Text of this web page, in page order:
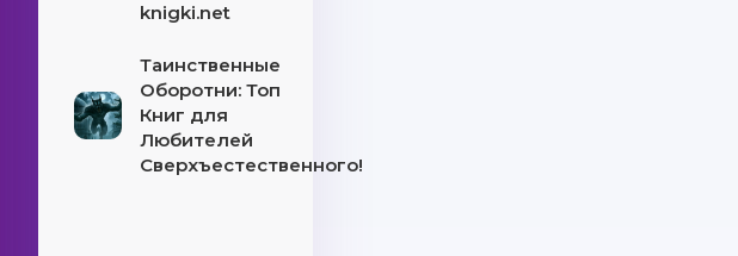
knigki.net
Таинственные
Оборотни: Топ
Книг для
Любителей
Сверхъестественного!